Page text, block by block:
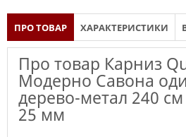
ПРО ТОВАР ХАРАКТЕРИСТИКИ
Про товар Карниз
Модерно Савона
дерево-метал 240
25 мм